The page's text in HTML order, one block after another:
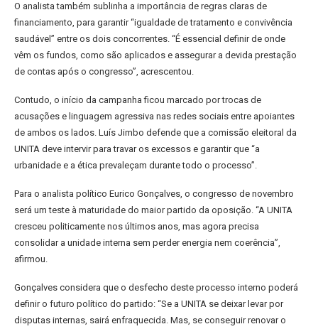
O analista também sublinha a importância de regras claras de
financiamento, para garantir “igualdade de tratamento e convivência
saudável” entre os dois concorrentes. “É essencial definir de onde
vêm os fundos, como são aplicados e assegurar a devida prestação
de contas após o congresso”, acrescentou.
Contudo, o início da campanha ficou marcado por trocas de
acusações e linguagem agressiva nas redes sociais entre apoiantes
de ambos os lados. Luís Jimbo defende que a comissão eleitoral da
UNITA deve intervir para travar os excessos e garantir que “a
urbanidade e a ética prevaleçam durante todo o processo”.
Para o analista político Eurico Gonçalves, o congresso de novembro
será um teste à maturidade do maior partido da oposição. “A UNITA
cresceu politicamente nos últimos anos, mas agora precisa
consolidar a unidade interna sem perder energia nem coerência”,
afirmou.
Gonçalves considera que o desfecho deste processo interno poderá
definir o futuro político do partido: “Se a UNITA se deixar levar por
disputas internas, sairá enfraquecida. Mas, se conseguir renovar o